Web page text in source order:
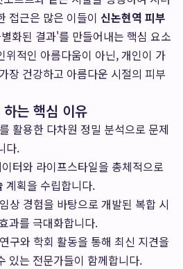
접근은 많은 이들이 신논현역 피부
화된 결과'를 만들어내는 핵심 요소
위적인 아름다움이 아닌, 개인이 가
장 건강하고 아름다운 시절의 피부
는 핵심 이유
활용한 다차원 정밀 분석으로 문제
다.
터와 라이프스타일을 총체적으로
계획을 수립합니다.
상 경험을 바탕으로 개발된 복합 시
과를 극대화합니다.
구와 학회 활동을 통해 최신 지견을
있는 전문가들이 함께합니다.